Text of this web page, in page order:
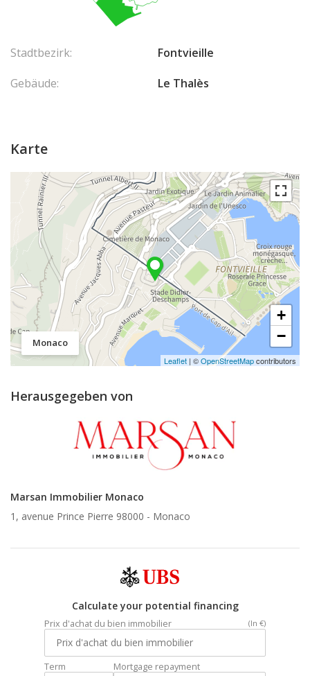
Stadtbezirk:
Fontvieille
Gebäude:
Le Thalès
Karte
Monaco
+
−
Leaflet | ©OpenStreetMapcontributors
Herausgegeben von
Marsan Immobilier Monaco
1, avenue Prince Pierre 98000 - Monaco
Calculate your potential financing
Prix d'achat du bien immobilier (In €)
Term
Mortgage repayment